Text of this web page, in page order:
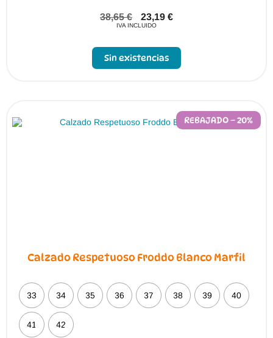
38,65€ 23,19 €
IVA INCLUIDO
Sin existencias
REBAJADO – 20%
Calzado Respetuoso Froddo Blanco Marfil
33 34 35 36 37 38 39 40
41 42